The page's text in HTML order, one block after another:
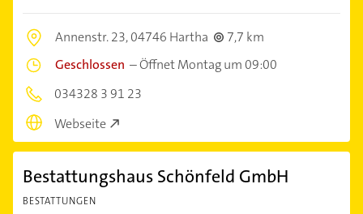
Annenstr. 23,04746 Hartha
7,7 km
Geschlossen –Öffnet Montag um 09:00
034328 3 91 23
Webseite
Bestattungshaus Schönfeld GmbH
BESTATTUNGEN